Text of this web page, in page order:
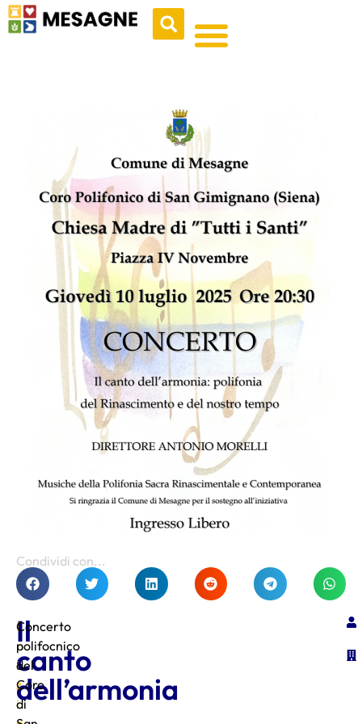
Condividi con...
Il
canto
dell’armonia
I
n
i
z
i
Concerto
polifocnico
del
Coro
di